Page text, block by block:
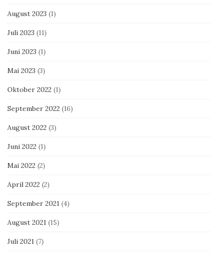
August 2023 (1)
Juli 2023 (11)
Juni 2023 (1)
Mai 2023 (3)
Oktober 2022 (1)
September 2022 (16)
August 2022 (3)
Juni 2022 (1)
Mai 2022 (2)
April 2022 (2)
September 2021 (4)
August 2021 (15)
Juli 2021 (7)